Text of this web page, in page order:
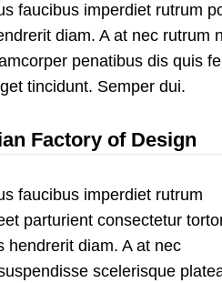
faucibus imperdiet rutrum
diam. A at nec
penatibus dis quis
tincidunt. Semper dui.
Factory of Design
faucibus imperdiet rutrum
parturient consectetur
hendrerit diam. A at nec
scelerisque